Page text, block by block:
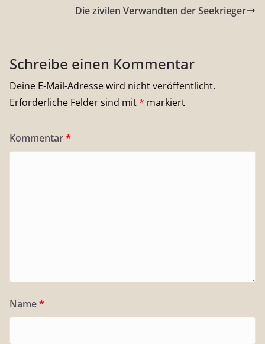
Die zivilen Verwandten der Seekrieger
Schreibe einen Kommentar
Deine E-Mail-Adresse wird nicht veröffentlicht.
Erforderliche Felder sind mit* markiert
Kommentar*
Name*